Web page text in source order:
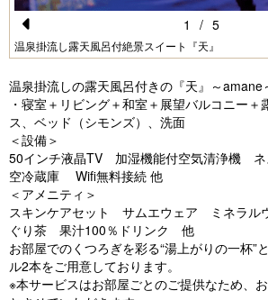
Pr
e
vi
o
u
s
温泉掛流し露天風呂付絶景スイート『天』
1 / 5
温泉掛流しの露天風呂付きの『天』～amane
・寝室＋リビング＋和室＋展望バルコニー＋
ス、ベッド（シモンズ）、洗面
＜設備＞
50インチ液晶TV 加湿機能付空気清浄機 ネ
空冷蔵庫 Wifi無料接続 他
＜アメニティ＞
スキンケアセット サムエウェア ミネラル
ぐり茶 果汁100％ドリンク 他
お部屋でのくつろぎを彩る“湯上がりの一杯”
ル2本をご用意しております。
※本サービスはお部屋ごとのご提供なため、